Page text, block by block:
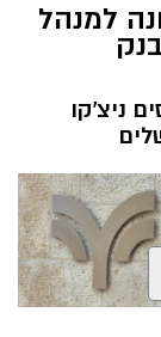
למנהל
ניצ'קו